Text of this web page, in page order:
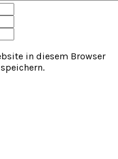
in diesem Browser